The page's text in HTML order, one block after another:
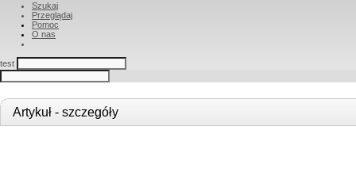
Szukaj
Przeglądaj
Pomoc
O nas
test
Artykuł - szczegóły